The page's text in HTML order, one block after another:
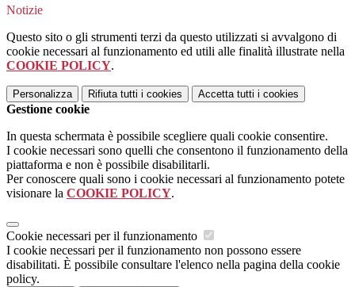
Notizie
Questo sito o gli strumenti terzi da questo utilizzati si avvalgono di
cookie necessari al funzionamento ed utili alle finalità illustrate nella
COOKIE POLICY.
Personalizza Rifiuta tutti i cookies Accetta tutti i cookies
Gestione cookie
In questa schermata è possibile scegliere quali cookie consentire.
I cookie necessari sono quelli che consentono il funzionamento della
piattaforma e non è possibile disabilitarli.
Per conoscere quali sono i cookie necessari al funzionamento potete
visionare la COOKIE POLICY.
Cookie necessari per il funzionamento
I cookie necessari per il funzionamento non possono essere
disabilitati. È possibile consultare l'elenco nella pagina della cookie
policy.